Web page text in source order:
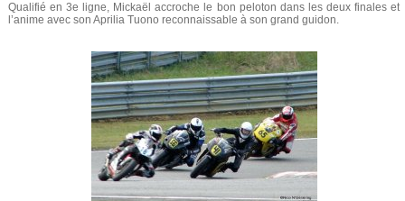
Qualifié en 3e ligne, Mickaël accroche le bon peloton dans les deux finales et
l’anime avec son Aprilia Tuono reconnaissable à son grand guidon.